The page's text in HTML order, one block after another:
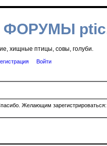
ФОРУМЫ
хищные птицы, совы, голуби.
Войти
Желающим